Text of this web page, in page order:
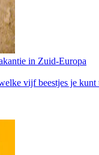
in Zuid-Europa
vijf beestjes je kunt